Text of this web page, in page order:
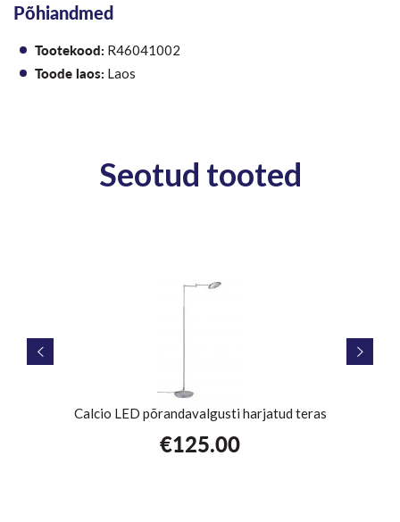
Põhiandmed
Tootekood: R46041002
Toode laos: Laos
Seotud tooted
Calcio LED põrandavalgusti harjatud teras
€125.00